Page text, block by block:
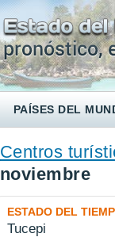
PAÍSES DEL
ENCONTRAR UN
Centros
noviembre
ESTADO DEL
Tucepi